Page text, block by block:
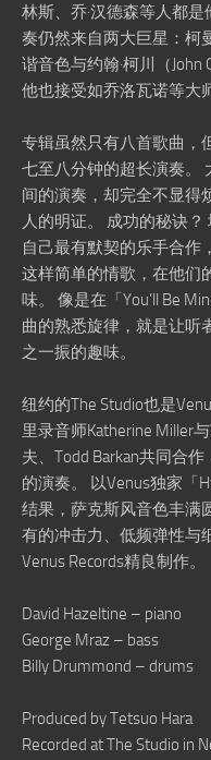
林斯、乔·汉德森等人都
奏仍然来自两大巨星：柯
谐音色与约翰·柯川（
他也接受如乔洛瓦诺等大
专辑虽然只有八首歌曲，
七至八分钟的超长演奏。
间的演奏，却完全不显得
人的明证。 成功的秘诀
自己最有默契的乐手合作
这样简单的情歌，在他们
味。 像是在「You’ll Be
曲的熟悉旋律，就是让听
之一振的趣味。
纽约的The Studio也是
里录音师Katherine Miller
夫、Todd Barkan共同合
的演奏。 以Venus独家「
结果，萨克斯风音色丰满
有的冲击力、低频弹性与
Venus Records精良制作。
David Hazeltine – piano
George Mraz – bass
Billy Drummond – drums
Produced by Tetsuo Hara
Recorded at The Studio in